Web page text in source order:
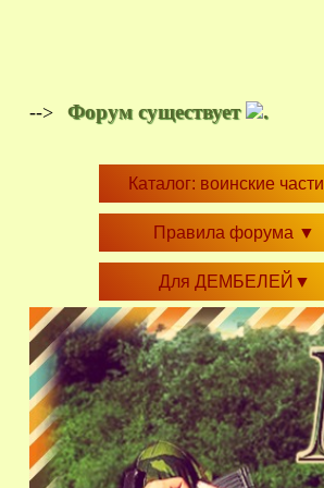
--> Форум существует .
Каталог: воинские части
Правила форума ▼
Для ДЕМБЕЛЕЙ ▼